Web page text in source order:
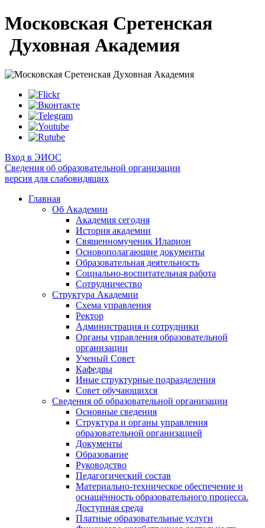
Московская Сретенская
Духовная Академия
Вход в ЭИОС
Сведения об образовательной организации
версия для слабовидящих
Главная
Об Академии
Академия сегодня
История академии
Священномученик Иларион
Основополагающие документы
Образовательная деятельность
Социально-воспитательная работа
Сотрудничество
Структура Академии
Схема управления
Ректор
Администрация и сотрудники
Органы управления образовательной
организации
Ученый Совет
Кафедры
Иные структурные подразделения
Совет обучающихся
Сведения об образовательной организации
Основные сведения
Структура и органы управления
образовательной организацией
Документы
Образование
Руководство
Педагогический состав
Материально-техническое обеспечение и
оснащённость образовательного процесса.
Доступная среда
Платные образовательные услуги